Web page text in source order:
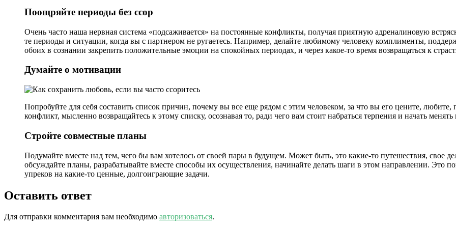
Поощряйте периоды без ссор
Очень часто наша нервная система «подсаживается» на постоянные конфликты, получая приятную адреналиновую
те периоды и ситуации, когда вы с партнером не ругаетесь. Например, делайте любимому человеку комплименты,
обоих в сознании закрепить положительные эмоции на спокойных периодах, и через какое-то время возвращаться к
Думайте о мотивации
Попробуйте для себя составить список причин, почему вы все еще рядом с этим человеком, за что вы его цените,
конфликт, мысленно возвращайтесь к этому списку, осознавая то, ради чего вам стоит набраться терпения и начать
Стройте совместные планы
Подумайте вместе над тем, чего бы вам хотелось от своей пары в будущем. Может быть, это какие-то путешествия, свое
обсуждайте планы, разрабатывайте вместе способы их осуществления, начинайте делать шаги в этом направлении. Это
упреков на какие-то ценные, долгоиграющие задачи.
Оставить ответ
Для отправки комментария вам необходимо авторизоваться.